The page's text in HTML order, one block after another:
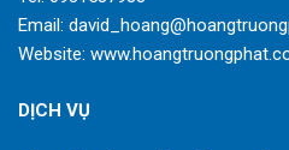
Email:
Website:
DỊCH VỤ